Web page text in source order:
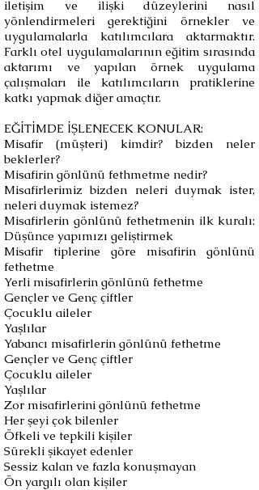
iletişim ve ilişki düzeylerini nasıl
yönlendirmeleri gerektiğini örnekler ve
uygulamalarla katılımcılara aktarmaktır.
Farklı otel uygulamalarının eğitim sırasında
aktarımı ve yapılan örnek uygulama
çalışmaları ile katılımcıların pratiklerine
katkı yapmak diğer amaçtır.
EĞİTİMDE İŞLENECEK KONULAR:
Misafir (müşteri) kimdir? bizden neler
beklerler?
Misafirin gönlünü fethmetme nedir?
Misafirlerimiz bizden neleri duymak ister,
neleri duymak istemez?
Misafirlerin gönlünü fethetmenin ilk kuralı:
Düşünce yapımızı geliştirmek
Misafir tiplerine göre misafirin gönlünü
fethetme
Yerli misafirlerin gönlünü fethetme
Gençler ve Genç çiftler
Çocuklu aileler
Yaşlılar
Yabancı misafirlerin gönlünü fethetme
Gençler ve Genç çiftler
Çocuklu aileler
Yaşlılar
Zor misafirlerini gönlünü fethetme
Her şeyi çok bilenler
Öfkeli ve tepkili kişiler
Sürekli şikayet edenler
Sessiz kalan ve fazla konuşmayan
Ön yargılı olan kişiler